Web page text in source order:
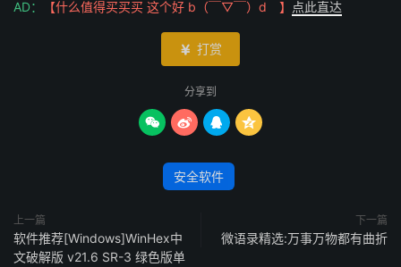
AD： 【什么值得买买买 这个好 b（￣▽￣）d 】 点此直达
 打赏
分享到
   
安全软件
上一篇
软件推荐[Windows]WinHex中
文破解版 v21.6 SR-3 绿色版单
下一篇
微语录精选:万事万物都有曲折